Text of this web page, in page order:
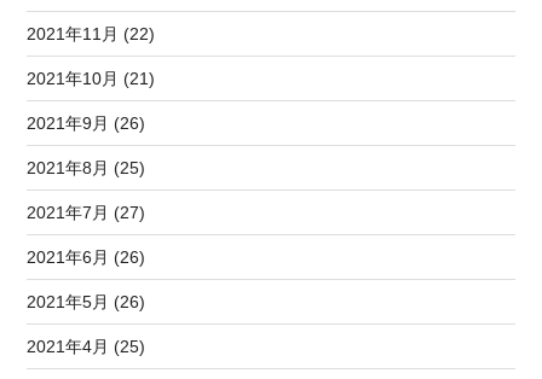
2021年11月 (22)
2021年10月 (21)
2021年9月 (26)
2021年8月 (25)
2021年7月 (27)
2021年6月 (26)
2021年5月 (26)
2021年4月 (25)